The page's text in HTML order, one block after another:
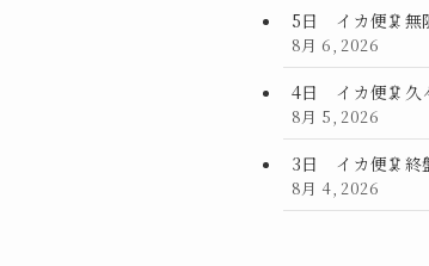
5日 イカ便🦑無
8月 6, 2026
4日 イカ便🦑久
8月 5, 2026
3日 イカ便🦑終
8月 4, 2026